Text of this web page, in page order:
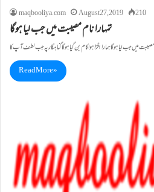
maqbooliya.com August 27, 2019 210
تمہارا نام مصیبت میں جب لیا ہوگا
Read More »